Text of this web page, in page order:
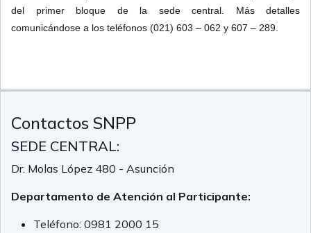
del primer bloque de la sede central. Más detalles
comunicándose a los teléfonos (021) 603 – 062 y 607 – 289.
Contactos SNPP
SEDE CENTRAL:
Dr. Molas López 480 - Asunción
Departamento de Atención al Participante:
Teléfono: 0981 2000 15